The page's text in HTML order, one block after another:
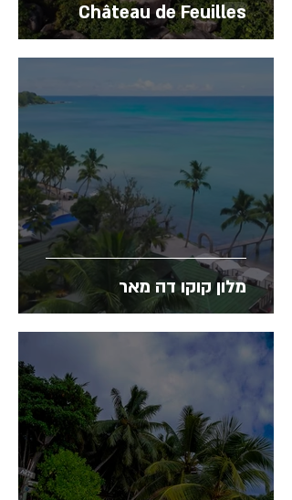
Château de Feuilles
מלון קוקו דה מאר